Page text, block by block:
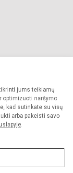
jums teikiamų
optimizuoti naršymo
kad sutinkate su visų
arba pakeisti savo
.
administracijos